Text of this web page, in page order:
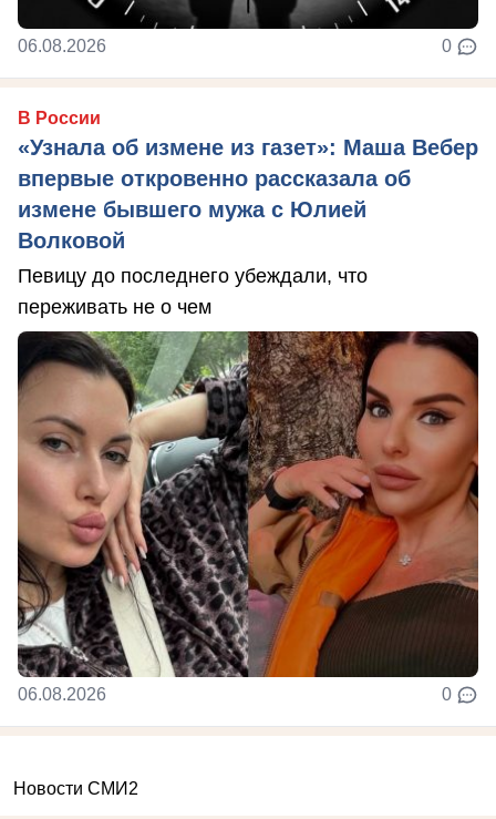
06.08.2026 0
В России
«Узнала об измене из газет»: Маша Вебер
впервые откровенно рассказала об
измене бывшего мужа с Юлией
Волковой
Певицу до последнего убеждали, что
переживать не о чем
06.08.2026 0
Новости СМИ2